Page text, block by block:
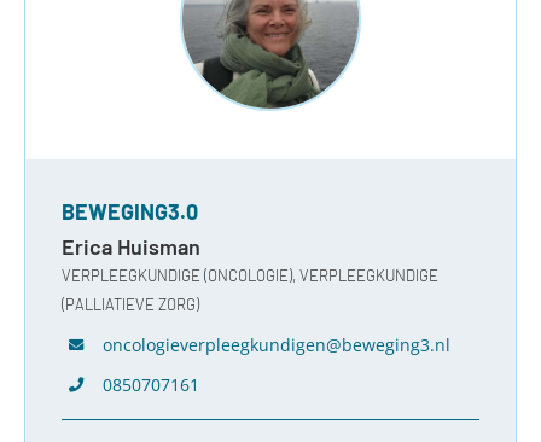
BEWEGING3.0
Erica Huisman
VERPLEEGKUNDIGE (ONCOLOGIE), VERPLEEGKUNDIGE
(PALLIATIEVE ZORG)
oncologieverpleegkundigen@beweging3.nl
0850707161